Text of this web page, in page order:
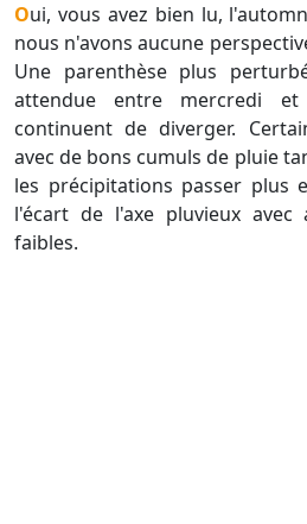
Oui, vous avez bien lu, l'automne s'installe et pourtant
nous n'avons aucune
Une parenthèse plus
attendue entre mercredi et
continuent de diverger.
avec de bons cumuls de pluie
les précipitations passer plus
l'écart de l'axe pluvieux avec
faibles.